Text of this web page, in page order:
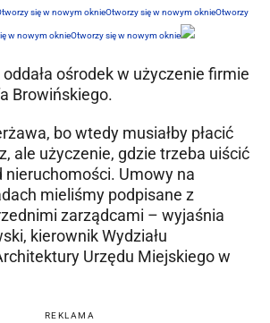
się w nowym oknieOtworzy się w nowym oknieOtworzy
w nowym oknieOtworzy się w nowym oknie
ośrodek w użyczenie firmie
Browińskiego.
bo wtedy musiałby płacić
ale użyczenie, gdzie trzeba uiścić
nieruchomości. Umowy na
mieliśmy podpisane z
zarządcami – wyjaśnia
kierownik Wydziału
Urzędu Miejskiego w
REKLAMA